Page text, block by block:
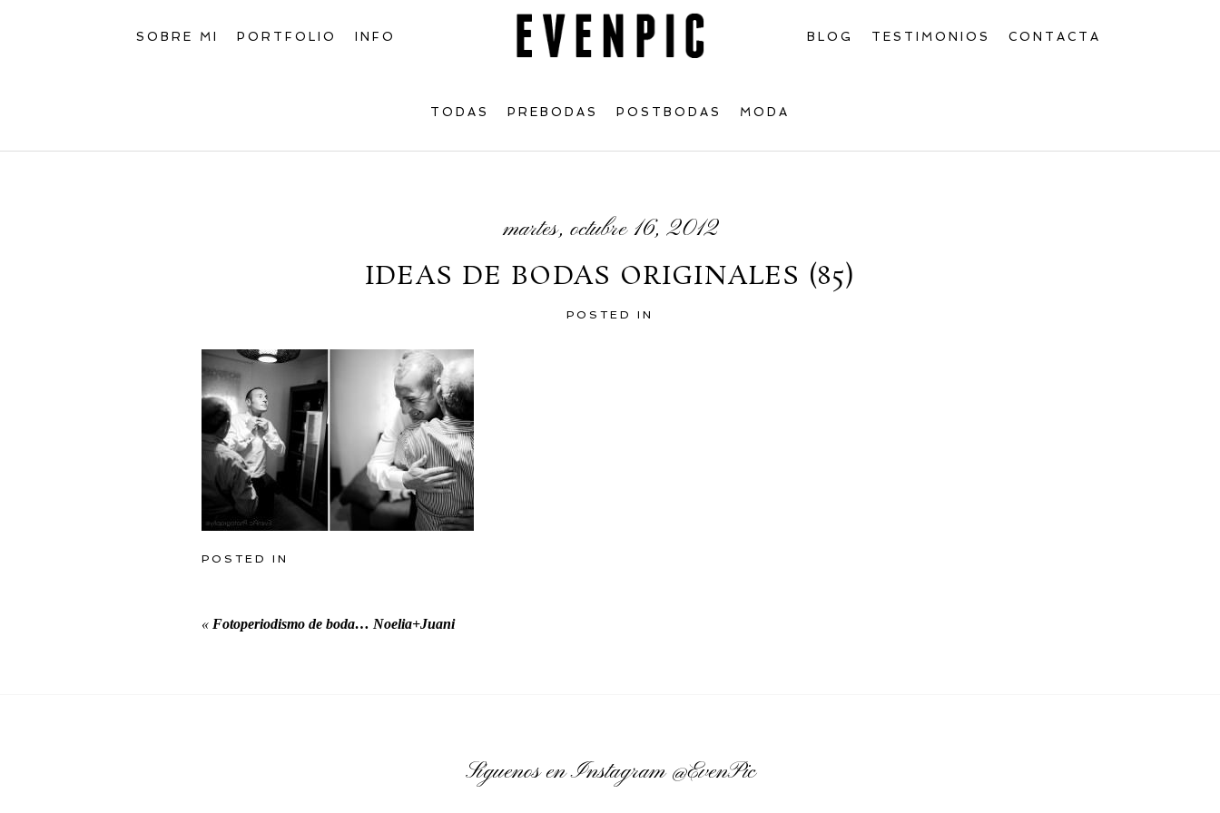
SOBRE MI PORTFOLIO INFO BLOG TESTIMONIOS CONTACTA
TODAS PREBODAS POSTBODAS MODA
martes, octubre 16, 2012
IDEAS DE BODAS ORIGINALES (85)
POSTED IN
POSTED IN
« Fotoperiodismo de boda… Noelia+Juani
Síguenos en Instagram@EvenPic